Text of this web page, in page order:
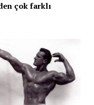
çok farklı